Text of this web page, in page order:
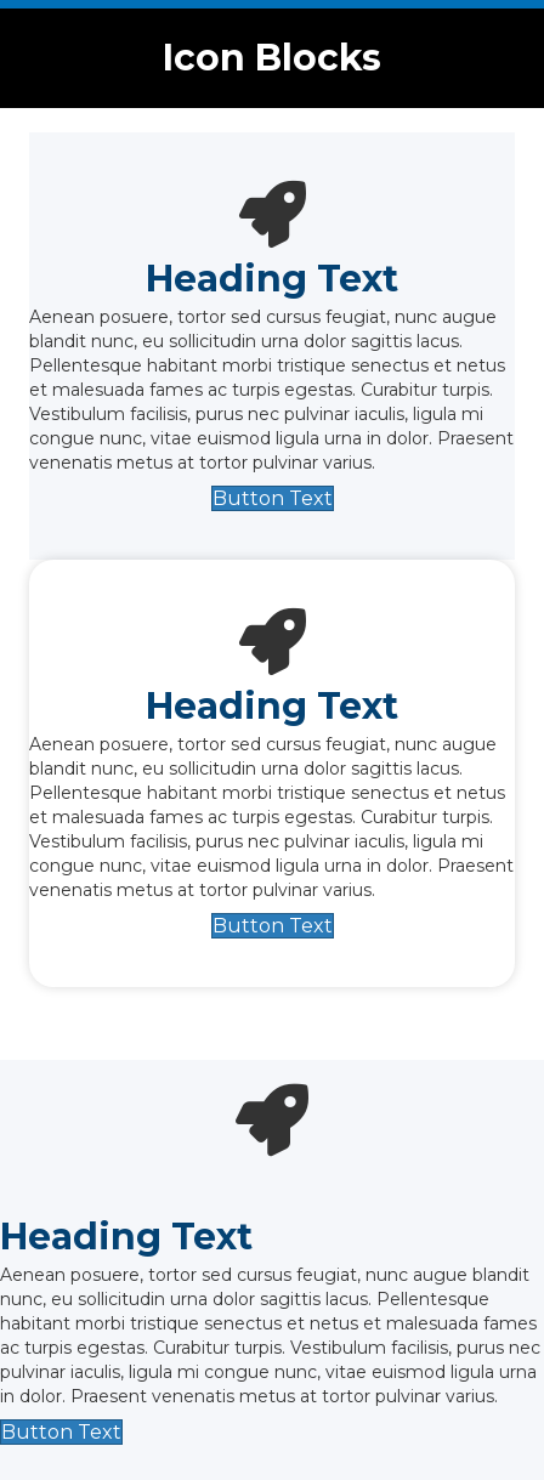
Icon Blocks
Heading Text
Aenean posuere, tortor sed cursus feugiat, nunc augue
blandit nunc, eu sollicitudin urna dolor sagittis lacus.
Pellentesque habitant morbi tristique senectus et netus
et malesuada fames ac turpis egestas. Curabitur turpis.
Vestibulum facilisis, purus nec pulvinar iaculis, ligula mi
congue nunc, vitae euismod ligula urna in dolor. Praesent
venenatis metus at tortor pulvinar varius.
Button Text
Heading Text
Aenean posuere, tortor sed cursus feugiat, nunc augue
blandit nunc, eu sollicitudin urna dolor sagittis lacus.
Pellentesque habitant morbi tristique senectus et netus
et malesuada fames ac turpis egestas. Curabitur turpis.
Vestibulum facilisis, purus nec pulvinar iaculis, ligula mi
congue nunc, vitae euismod ligula urna in dolor. Praesent
venenatis metus at tortor pulvinar varius.
Button Text
Heading Text
Aenean posuere, tortor sed cursus feugiat, nunc augue blandit
nunc, eu sollicitudin urna dolor sagittis lacus. Pellentesque
habitant morbi tristique senectus et netus et malesuada fames
ac turpis egestas. Curabitur turpis. Vestibulum facilisis, purus nec
pulvinar iaculis, ligula mi congue nunc, vitae euismod ligula urna
in dolor. Praesent venenatis metus at tortor pulvinar varius.
Button Text